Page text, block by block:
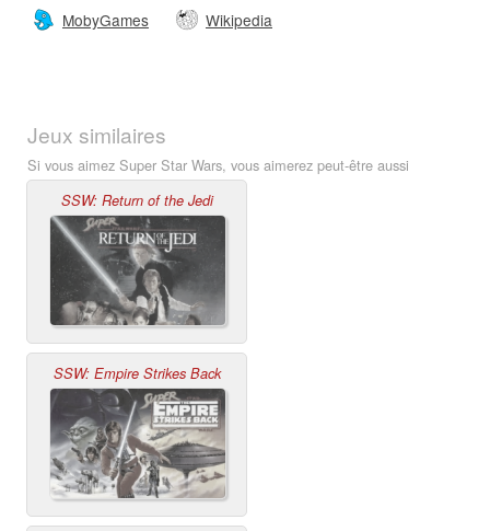
MobyGames Wikipedia
Jeux similaires
Si vous aimez Super Star Wars, vous aimerez peut-être aussi
SSW: Return of the Jedi
SSW: Empire Strikes Back